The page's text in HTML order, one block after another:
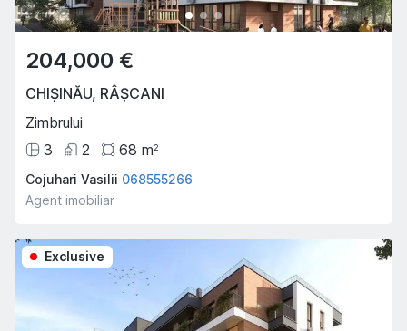
204,000 €
CHIȘINĂU, RÂȘCANI
Zimbrului
3
2 68 m2
Cojuhari Vasilii 068555266
Agent imobiliar
Exclusive